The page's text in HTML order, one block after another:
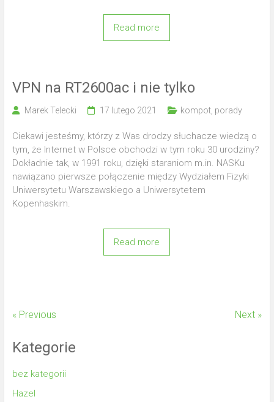
Read more
VPN na RT2600ac i nie tylko
Marek Telecki 17 lutego 2021 kompot, porady
Ciekawi jesteśmy, którzy z Was drodzy słuchacze wiedzą o
tym, że Internet w Polsce obchodzi w tym roku 30 urodziny?
Dokładnie tak, w 1991 roku, dzięki staraniom m.in. NASKu
nawiązano pierwsze połączenie między Wydziałem Fizyki
Uniwersytetu Warszawskiego a Uniwersytetem
Kopenhaskim.
Read more
« Previous Next »
Kategorie
bez kategorii
Hazel